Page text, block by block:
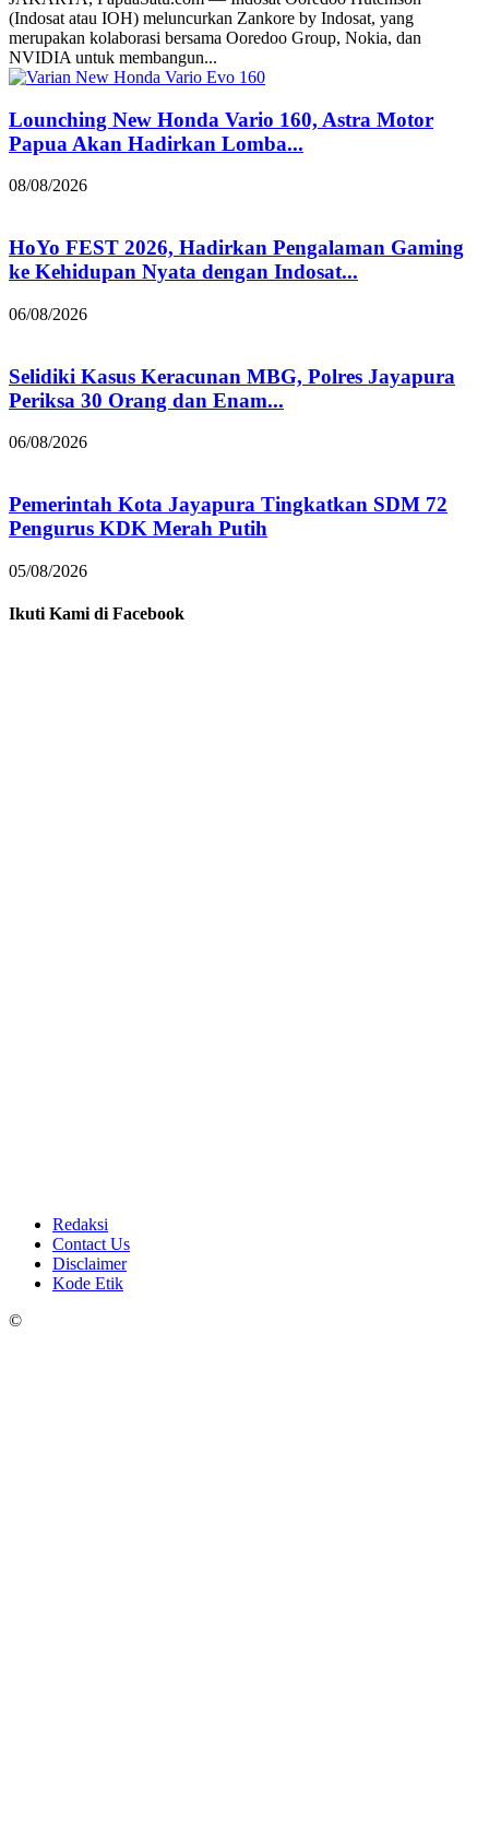
(Indosat atau IOH) meluncurkan Zankore by Indosat, yang
merupakan kolaborasi bersama Ooredoo Group, Nokia, dan
NVIDIA untuk membangun...
Lounching New Honda Vario 160, Astra Motor
Papua Akan Hadirkan Lomba...
08/08/2026
HoYo FEST 2026, Hadirkan Pengalaman Gaming
ke Kehidupan Nyata dengan Indosat...
06/08/2026
Selidiki Kasus Keracunan MBG, Polres Jayapura
Periksa 30 Orang dan Enam...
06/08/2026
Pemerintah Kota Jayapura Tingkatkan SDM 72
Pengurus KDK Merah Putih
05/08/2026
Ikuti Kami di Facebook
Redaksi
Contact Us
Disclaimer
Kode Etik
©